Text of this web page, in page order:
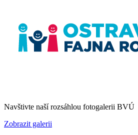
Navštivte naší rozsáhlou fotogalerii BVÚ
Zobrazit galerii